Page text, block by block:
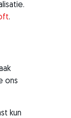
.
ons
kun